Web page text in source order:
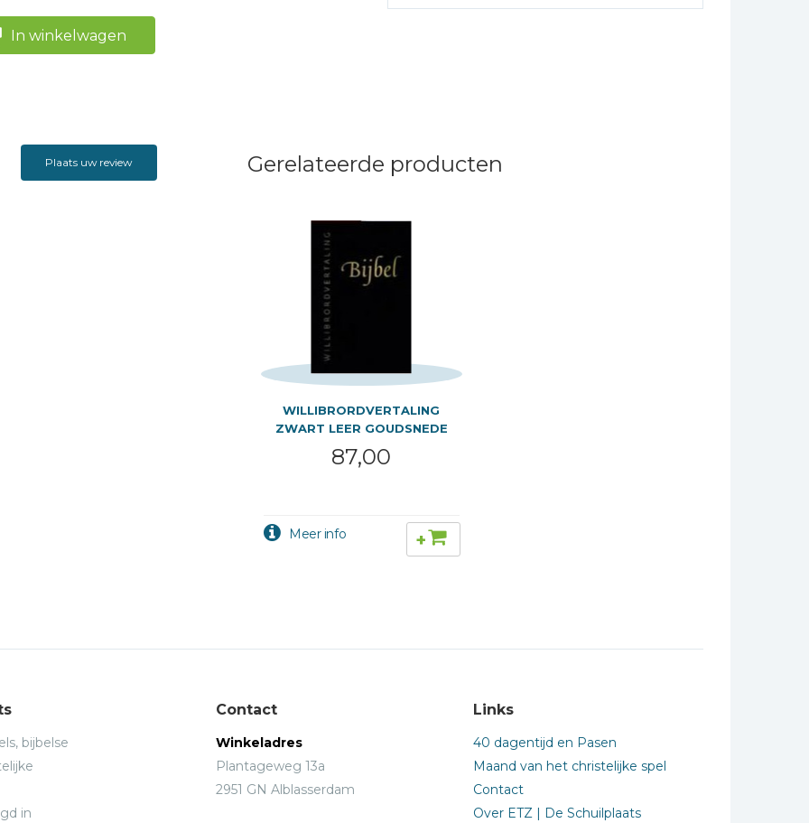
In winkelwagen
Plaats uw review Gerelateerde producten
WILLIBRORDVERTALING
ZWART LEER GOUDSNEDE
87,00
+
bijbelse
in
Contact
Winkeladres
Plantageweg 13a
2951 GN Alblasserdam
Links
40 dagentijd en Pasen
Maand van het christelijke spel
Contact
Over ETZ | De Schuilplaats